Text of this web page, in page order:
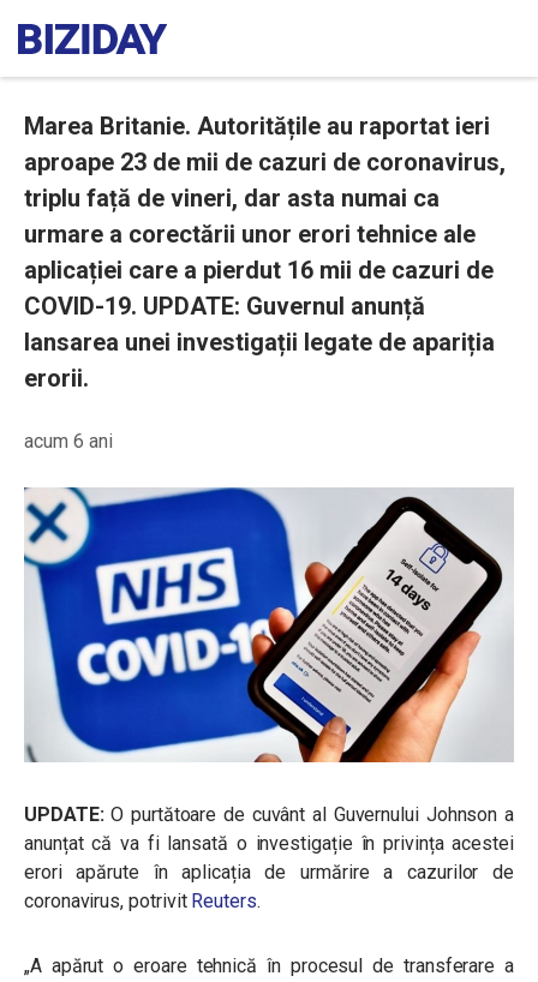
Marea Britanie. Autoritățile au raportat ieri
aproape 23 de mii de cazuri de coronavirus,
triplu față de vineri, dar asta numai ca
urmare a corectării unor erori tehnice ale
aplicației care a pierdut 16 mii de cazuri de
COVID-19. UPDATE: Guvernul anunță
lansarea unei investigații legate de apariția
erorii.
acum 6 ani
UPDATE:O purtătoare de cuvânt al Guvernului Johnson a
anunțat că va fi lansată o investigație în privința acestei
erori apărute în aplicația de urmărire a cazurilor de
coronavirus, potrivit Reuters.
„A apărut o eroare tehnică în procesul de transferare a